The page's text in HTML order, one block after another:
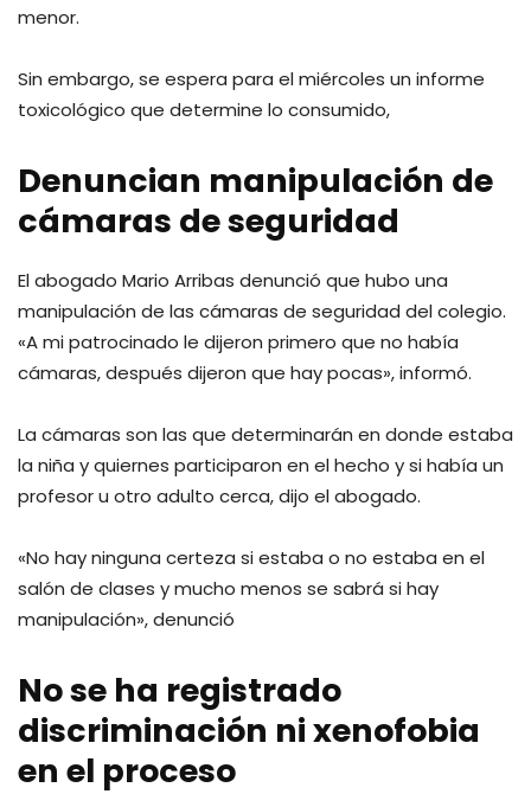
menor.
Sin embargo, se espera para el miércoles un informe
toxicológico que determine lo consumido,
Denuncian manipulación de
cámaras de seguridad
El abogado Mario Arribas denunció que hubo una
manipulación de las cámaras de seguridad del colegio.
«A mi patrocinado le dijeron primero que no había
cámaras, después dijeron que hay pocas», informó.
La cámaras son las que determinarán en donde estaba
la niña y quiernes participaron en el hecho y si había un
profesor u otro adulto cerca, dijo el abogado.
«No hay ninguna certeza si estaba o no estaba en el
salón de clases y mucho menos se sabrá si hay
manipulación», denunció
No se ha registrado
discriminación ni xenofobia
en el proceso